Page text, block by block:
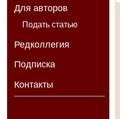
Для авторов
Подать статью
Редколлегия
Подписка
Контакты